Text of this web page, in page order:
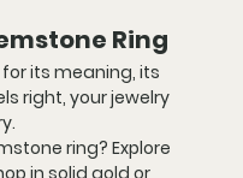
Ring
its meaning, its
right, your jewelry
ring? Explore